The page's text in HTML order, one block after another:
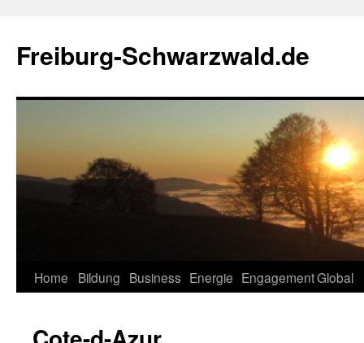
springen
Freiburg-Schwarzwald.de
Home Bildung Business Energie EngagementGlobal